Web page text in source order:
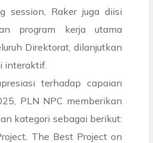
session, Raker juga diisi
program kerja utama
Direktorat, dilanjutkan
interaktif.
terhadap capaian
PLN NPC memberikan
kategori sebagai berikut:
The Best Project on